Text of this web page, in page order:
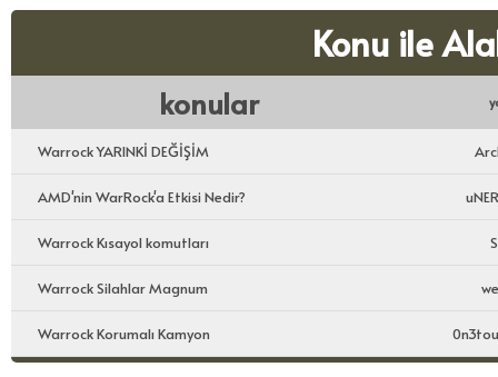
Konu ile
konular
Warrock YARINKİ DEĞİŞİM
AMD'nin WarRock'a Etkisi Nedir?
Warrock Kısayol komutları
Warrock Silahlar Magnum
Warrock Korumalı Kamyon